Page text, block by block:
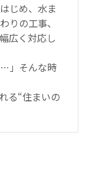
じめ、水ま
りの工事、
広く対応し
…」そんな時
る“住まいの